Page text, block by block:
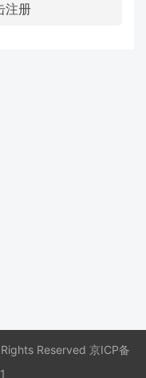
注册
Reserved 京ICP备